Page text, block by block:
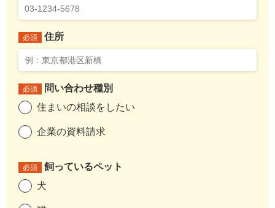
必須 住所
必須
問い合わせ種別
住まいの相談をしたい
企業の資料請求
必須
飼っているペット
犬